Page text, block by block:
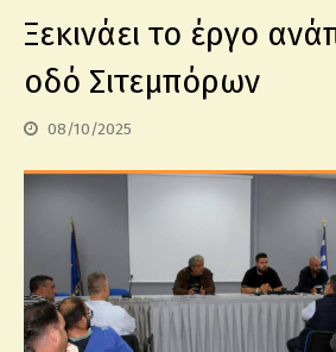
Ξεκινάει το έργο
οδό Σιτεμπόρων
08/10/2025